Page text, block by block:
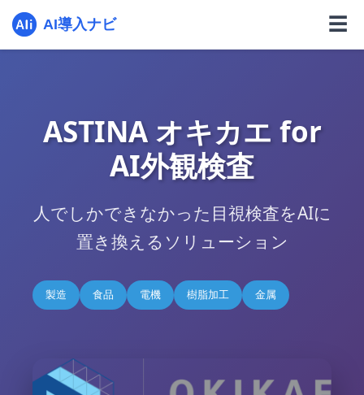
AI導入ナビ ☰
ASTINA オキカエ for
AI外観検査
人でしかできなかった目視検査をAIに
置き換えるソリューション
製造 食品 電機 樹脂加工 金属